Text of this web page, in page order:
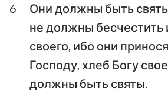
6
Они должны быть
не должны бесчестить
своего, ибо они
Господу, хлеб Богу
должны быть святы.